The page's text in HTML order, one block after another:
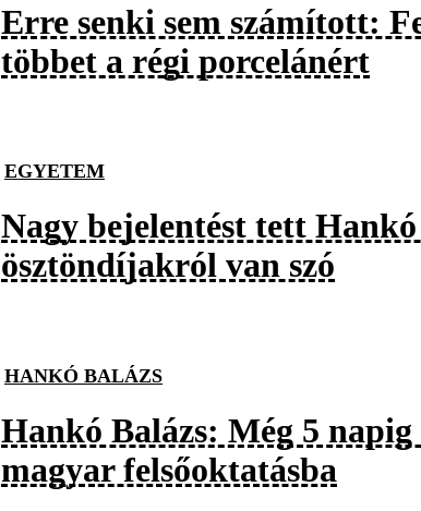
Erre senki sem számított:
többet a régi porcelánért
EGYETEM
Nagy bejelentést tett
ösztöndíjakról van szó
HANKÓ BALÁZS
Hankó Balázs: Még 5
magyar felsőoktatásba